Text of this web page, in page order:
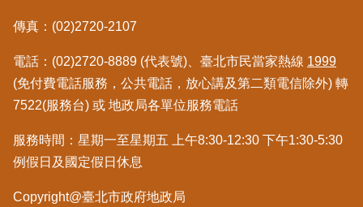
關
字
都
更/
政
資
訊
平
傳真：(02)2720-2107
電話：(02)2720-8889 (代表號)、臺北市民當家熱線 1999
(免付費電話服務，公共電話，放心講及第二類電信除外) 轉
7522(服務台) 或 地政局各單位服務電話
服務時間：星期一至星期五 上午8:30-12:30 下午1:30-5:30
例假日及國定假日休息
Copyright@臺北市政府地政局